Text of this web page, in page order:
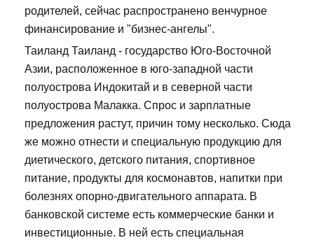
родителей, сейчас распространено венчурное
финансирование и "бизнес-ангелы".
Таиланд Таиланд - государство Юго-Восточной
Азии, расположенное в юго-западной части
полуострова Индокитай и в северной части
полуострова Малакка. Спрос и зарплатные
предложения растут, причин тому несколько. Сюда
же можно отнести и специальную продукцию для
диетического, детского питания, спортивное
питание, продукты для космонавтов, напитки при
болезнях опорно-двигательного аппарата. В
банковской системе есть коммерческие банки и
инвестиционные. В ней есть специальная